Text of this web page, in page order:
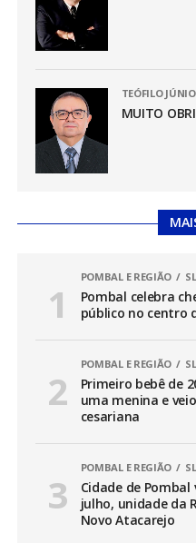
TEÓFILO
MUITO
POMBAL E REGIÃO
Pombal celebra
público no centro
POMBAL E REGIÃO
Primeiro bebê de
uma menina e
cesariana
POMBAL E REGIÃO
Cidade de
julho, unidade da
Novo Atacarejo